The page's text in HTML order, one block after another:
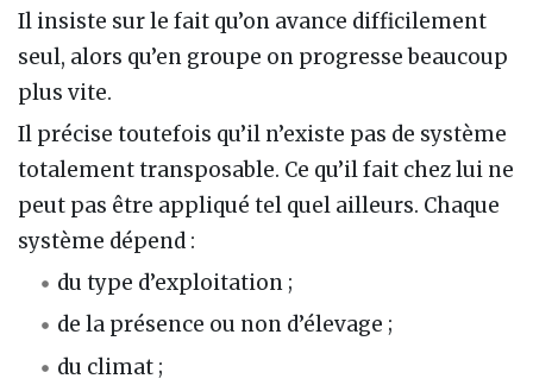
Il insiste sur le fait qu’on avance difficilement
seul, alors qu’en groupe on progresse beaucoup
plus vite.
Il précise toutefois qu’il n’existe pas de système
totalement transposable. Ce qu’il fait chez lui ne
peut pas être appliqué tel quel ailleurs. Chaque
système dépend :
du type d’exploitation ;
de la présence ou non d’élevage ;
du climat ;